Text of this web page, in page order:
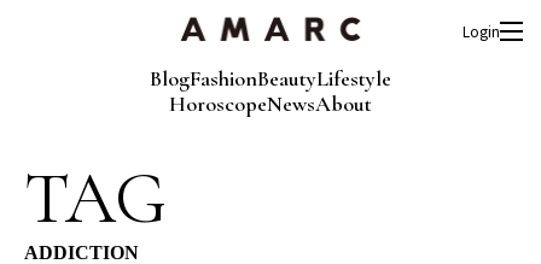
BlogFashionBeautyLifestyle
HoroscopeNewsAbout
Login
TAG
ADDICTION